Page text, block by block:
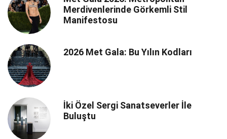
Merdivenlerinde Görkemli Stil
Manifestosu
2026 Met Gala: Bu Yılın Kodları
İki Özel Sergi Sanatseverler İle
Buluştu